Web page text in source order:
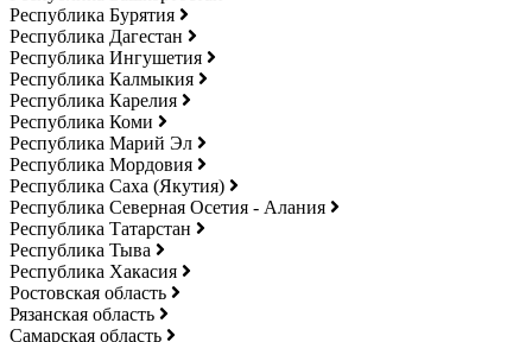
Республика Бурятия
Республика Дагестан
Республика Ингушетия
Республика Калмыкия
Республика Карелия
Республика Коми
Республика Марий Эл
Республика Мордовия
Республика Саха (Якутия)
Республика Северная Осетия - Алания
Республика Татарстан
Республика Тыва
Республика Хакасия
Ростовская область
Рязанская область
Самарская область